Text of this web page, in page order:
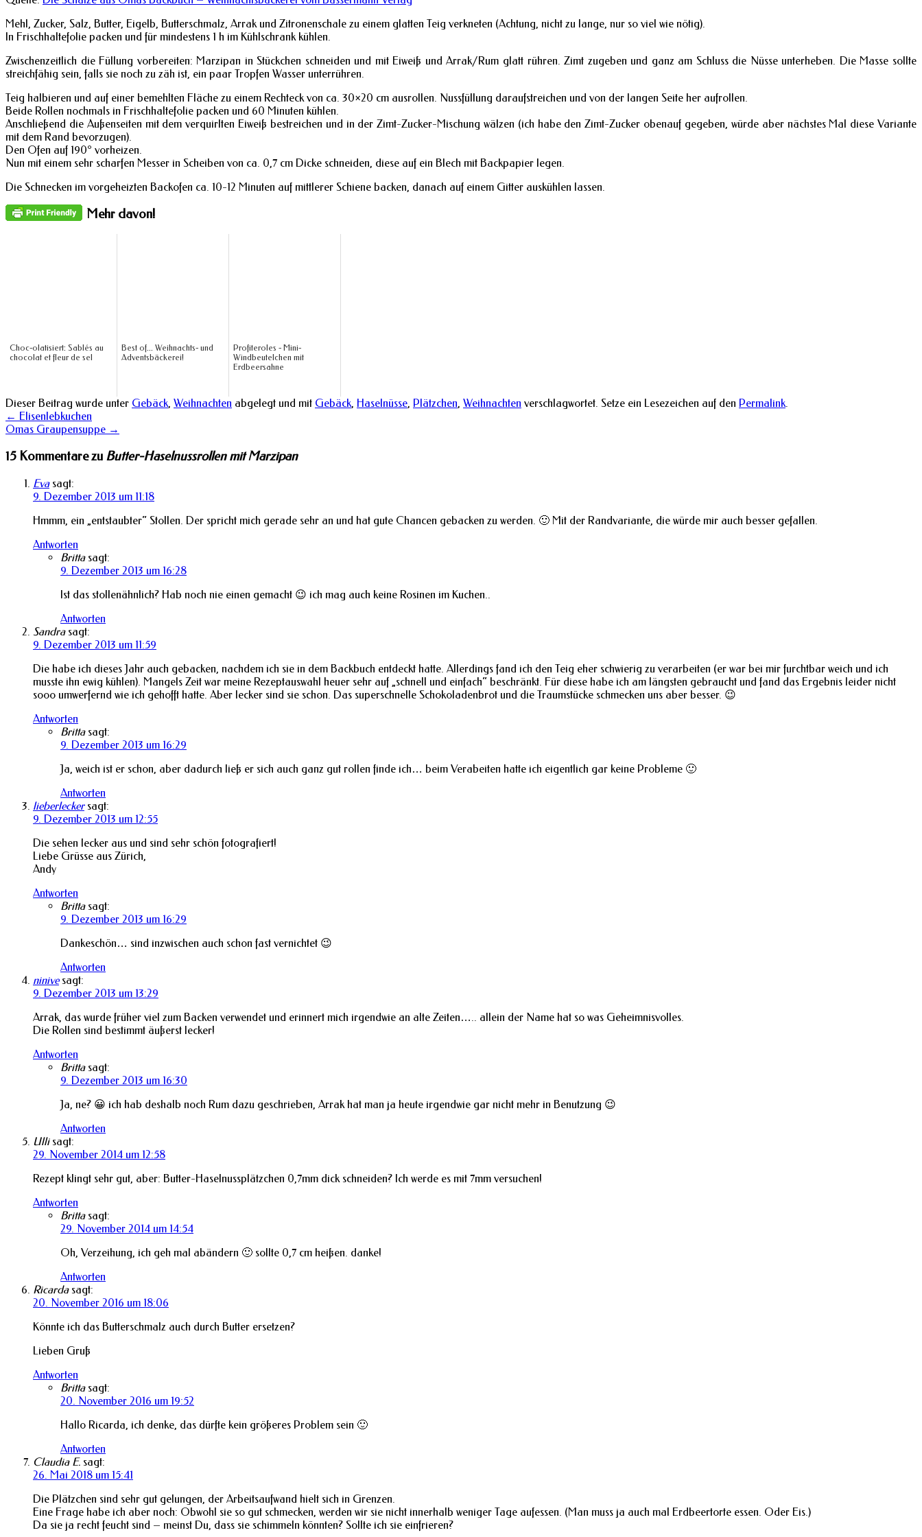
Mehl, Zucker, Salz, Butter, Eigelb, Butterschmalz, Arrak und Zitronenschale zu einem glatten Teig verkneten (Achtung, nicht zu lange, nur so viel wie nötig).
In Frischhaltefolie packen und für mindestens 1 h im Kühlschrank kühlen.
Zwischenzeitlich die Füllung vorbereiten: Marzipan in Stückchen schneiden und mit Eiweiß und Arrak/Rum glatt rühren. Zimt zugeben und ganz am Schluss die Nüsse unterheben. Die Masse sollte
streichfähig sein, falls sie noch zu zäh ist, ein paar Tropfen Wasser unterrühren.
Teig halbieren und auf einer bemehlten Fläche zu einem Rechteck von ca. 30×20 cm ausrollen. Nussfüllung daraufstreichen und von der langen Seite her aufrollen.
Beide Rollen nochmals in Frischhaltefolie packen und 60 Minuten kühlen.
Anschließend die Außenseiten mit dem verquirlten Eiweiß bestreichen und in der Zimt-Zucker-Mischung wälzen (ich habe den Zimt-Zucker obenauf gegeben, würde aber nächstes Mal diese Variante
mit dem Rand bevorzugen).
Den Ofen auf 190° vorheizen.
Nun mit einem sehr scharfen Messer in Scheiben von ca. 0,7 cm Dicke schneiden, diese auf ein Blech mit Backpapier legen.
Die Schnecken im vorgeheizten Backofen ca. 10-12 Minuten auf mittlerer Schiene backen, danach auf einem Gitter auskühlen lassen.
Mehr davon!
Choc-olatisiert: Sablés au
chocolat et fleur de sel
Best of... Weihnachts- und
Adventsbäckerei!
Profiteroles - Mini-
Windbeutelchen mit
Erdbeersahne
Dieser Beitrag wurde unter Gebäck, Weihnachten abgelegt und mit Gebäck, Haselnüsse, Plätzchen, Weihnachten verschlagwortet. Setze ein Lesezeichen auf den Permalink.
← Elisenlebkuchen
Omas Graupensuppe →
15 Kommentare zu Butter-Haselnussrollen mit Marzipan
Eva sagt:
9. Dezember 2013 um 11:18
Hmmm, ein „entstaubter“ Stollen. Der spricht mich gerade sehr an und hat gute Chancen gebacken zu werden. 🙂 Mit der Randvariante, die würde mir auch besser gefallen.
Antworten
Britta sagt:
9. Dezember 2013 um 16:28
Ist das stollenähnlich? Hab noch nie einen gemacht 😉 ich mag auch keine Rosinen im Kuchen..
Antworten
Sandra sagt:
9. Dezember 2013 um 11:59
Die habe ich dieses Jahr auch gebacken, nachdem ich sie in dem Backbuch entdeckt hatte. Allerdings fand ich den Teig eher schwierig zu verarbeiten (er war bei mir furchtbar weich und ich
musste ihn ewig kühlen). Mangels Zeit war meine Rezeptauswahl heuer sehr auf „schnell und einfach“ beschränkt. Für diese habe ich am längsten gebraucht und fand das Ergebnis leider nicht
sooo umwerfernd wie ich gehofft hatte. Aber lecker sind sie schon. Das superschnelle Schokoladenbrot und die Traumstücke schmecken uns aber besser. 😉
Antworten
Britta sagt:
9. Dezember 2013 um 16:29
Ja, weich ist er schon, aber dadurch ließ er sich auch ganz gut rollen finde ich… beim Verabeiten hatte ich eigentlich gar keine Probleme 🙂
Antworten
lieberlecker sagt:
9. Dezember 2013 um 12:55
Die sehen lecker aus und sind sehr schön fotografiert!
Liebe Grüsse aus Zürich,
Andy
Antworten
Britta sagt:
9. Dezember 2013 um 16:29
Dankeschön… sind inzwischen auch schon fast vernichtet 😉
Antworten
ninive sagt:
9. Dezember 2013 um 13:29
Arrak, das wurde früher viel zum Backen verwendet und erinnert mich irgendwie an alte Zeiten….. allein der Name hat so was Geheimnisvolles.
Die Rollen sind bestimmt äußerst lecker!
Antworten
Britta sagt:
9. Dezember 2013 um 16:30
Ja, ne? 😀 ich hab deshalb noch Rum dazu geschrieben, Arrak hat man ja heute irgendwie gar nicht mehr in Benutzung 😉
Antworten
Ulli sagt:
29. November 2014 um 12:58
Rezept klingt sehr gut, aber: Butter-Haselnussplätzchen 0,7mm dick schneiden? Ich werde es mit 7mm versuchen!
Antworten
Britta sagt:
29. November 2014 um 14:54
Oh, Verzeihung, ich geh mal abändern 🙂 sollte 0,7 cm heißen. danke!
Antworten
Ricarda sagt:
20. November 2016 um 18:06
Könnte ich das Butterschmalz auch durch Butter ersetzen?
Lieben Gruß
Antworten
Britta sagt:
20. November 2016 um 19:52
Hallo Ricarda, ich denke, das dürfte kein größeres Problem sein 🙂
Antworten
Claudia E. sagt:
26. Mai 2018 um 15:41
Die Plätzchen sind sehr gut gelungen, der Arbeitsaufwand hielt sich in Grenzen.
Eine Frage habe ich aber noch: Obwohl sie so gut schmecken, werden wir sie nicht innerhalb weniger Tage aufessen. (Man muss ja auch mal Erdbeertorte essen. Oder Eis.)
Da sie ja recht feucht sind – meinst Du, dass sie schimmeln könnten? Sollte ich sie einfrieren?